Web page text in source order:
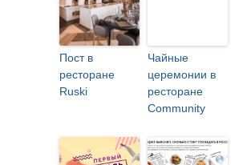
Пост в
ресторане
Ruski
Чайные
церемонии в
ресторане
Community